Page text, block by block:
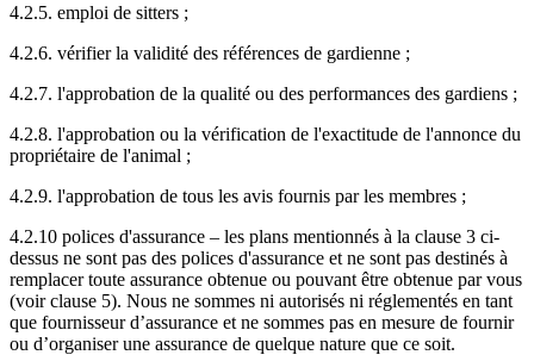
4.2.5. emploi de sitters ;
4.2.6. vérifier la validité des références de gardienne ;
4.2.7. l'approbation de la qualité ou des performances des gardiens ;
4.2.8. l'approbation ou la vérification de l'exactitude de l'annonce du
propriétaire de l'animal ;
4.2.9. l'approbation de tous les avis fournis par les membres ;
4.2.10 polices d'assurance – les plans mentionnés à la clause 3 ci-
dessus ne sont pas des polices d'assurance et ne sont pas destinés à
remplacer toute assurance obtenue ou pouvant être obtenue par vous
(voir clause 5). Nous ne sommes ni autorisés ni réglementés en tant
que fournisseur d’assurance et ne sommes pas en mesure de fournir
ou d’organiser une assurance de quelque nature que ce soit.